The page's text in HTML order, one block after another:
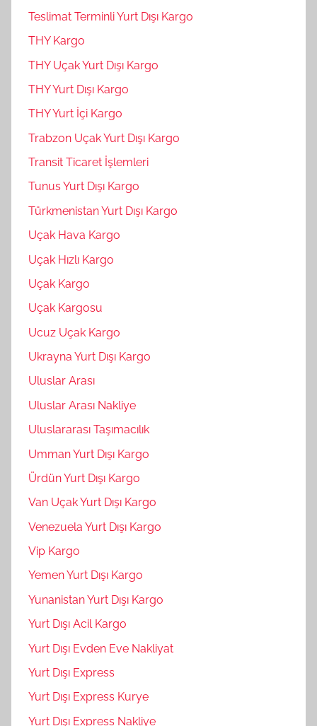
Teslimat Terminli Yurt Dışı Kargo
THY Kargo
THY Uçak Yurt Dışı Kargo
THY Yurt Dışı Kargo
THY Yurt İçi Kargo
Trabzon Uçak Yurt Dışı Kargo
Transit Ticaret İşlemleri
Tunus Yurt Dışı Kargo
Türkmenistan Yurt Dışı Kargo
Uçak Hava Kargo
Uçak Hızlı Kargo
Uçak Kargo
Uçak Kargosu
Ucuz Uçak Kargo
Ukrayna Yurt Dışı Kargo
Uluslar Arası
Uluslar Arası Nakliye
Uluslararası Taşımacılık
Umman Yurt Dışı Kargo
Ürdün Yurt Dışı Kargo
Van Uçak Yurt Dışı Kargo
Venezuela Yurt Dışı Kargo
Vip Kargo
Yemen Yurt Dışı Kargo
Yunanistan Yurt Dışı Kargo
Yurt Dışı Acil Kargo
Yurt Dışı Evden Eve Nakliyat
Yurt Dışı Express
Yurt Dışı Express Kurye
Yurt Dışı Express Nakliye